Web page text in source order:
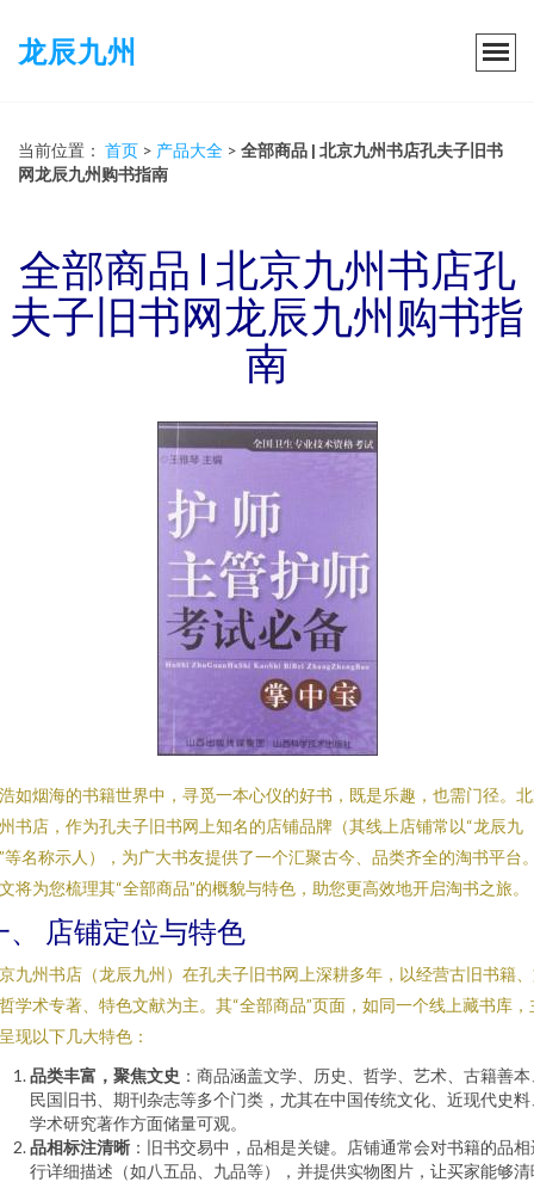
龙辰九州
当前位置： 首页 > 产品大全 > 全部商品 | 北京九州书店孔夫子旧书
网龙辰九州购书指南
全部商品 | 北京九州书店孔
夫子旧书网龙辰九州购书指
南
如烟海的书籍世界中，寻觅一本心仪的好书，既是乐趣，也需门径。
书店，作为孔夫子旧书网上知名的店铺品牌（其线上店铺常以“龙辰九
等名称示人），为广大书友提供了一个汇聚古今、品类齐全的淘书平台
将为您梳理其“全部商品”的概貌与特色，助您更高效地开启淘书之旅。
、 店铺定位与特色
九州书店（龙辰九州）在孔夫子旧书网上深耕多年，以经营古旧书籍
学术专著、特色文献为主。其“全部商品”页面，如同一个线上藏书库，
现以下几大特色：
品类丰富，聚焦文史 ：商品涵盖文学、历史、哲学、艺术、古籍善
民国旧书、期刊杂志等多个门类，尤其在中国传统文化、近现代史料
学术研究著作方面储量可观。
品相标注清晰 ：旧书交易中，品相是关键。店铺通常会对书籍的品相
行详细描述（如八五品、九品等），并提供实物图片，让买家能够清